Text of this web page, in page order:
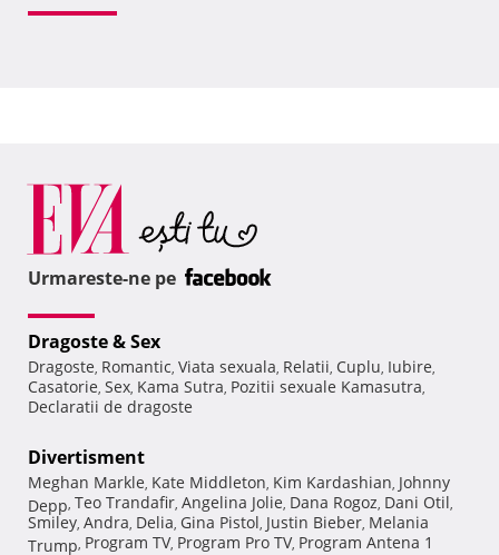
Urmareste-ne pe
Dragoste & Sex
Dragoste, Romantic, Viata sexuala, Relatii, Cuplu, Iubire,
Casatorie, Sex, Kama Sutra, Pozitii sexuale Kamasutra,
Declaratii de dragoste
Divertisment
Meghan Markle, Kate Middleton, Kim Kardashian, Johnny
Depp, Teo Trandafir, Angelina Jolie, Dana Rogoz, Dani Otil,
Smiley, Andra, Delia, Gina Pistol, Justin Bieber, Melania
Trump, Program TV, Program Pro TV, Program Antena 1